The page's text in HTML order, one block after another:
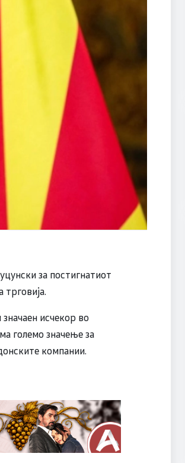
за постигнатиот
исчекор во
големо значење за
компании.